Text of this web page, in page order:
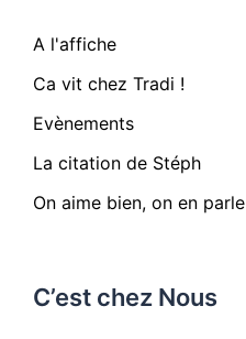
A l'affiche
Ca vit chez Tradi !
Evènements
La citation de Stéph
On aime bien, on en parle
C’est chez Nous